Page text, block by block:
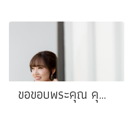
ขอขอบพระคุณ คุณนุ่น